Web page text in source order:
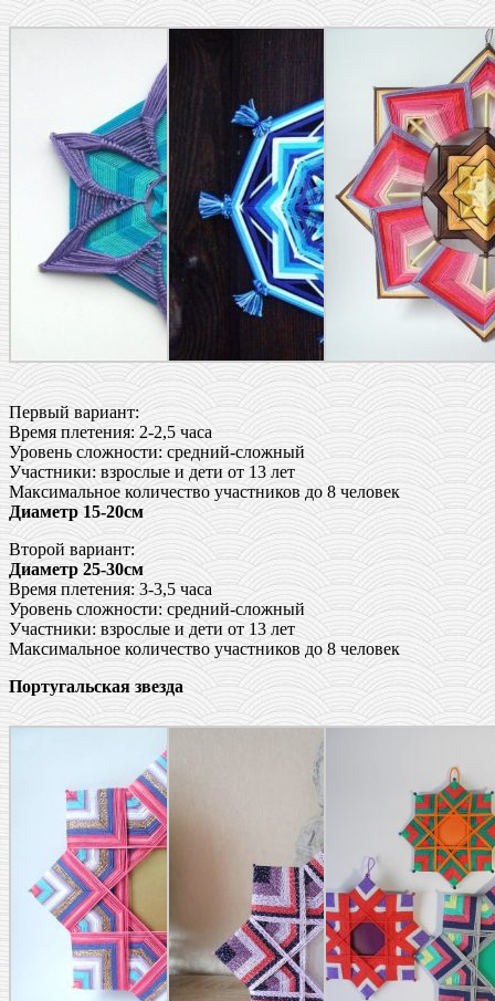
Первый вариант:
Время плетения: 2-2,5 часа
Уровень сложности: средний-сложный
Участники: взрослые и дети от 13 лет
Максимальное количество участников до 8 человек
Диаметр 15-20см
Второй вариант:
Диаметр 25-30см
Время плетения: 3-3,5 часа
Уровень сложности: средний-сложный
Участники: взрослые и дети от 13 лет
Максимальное количество участников до 8 человек
Португальская звезда